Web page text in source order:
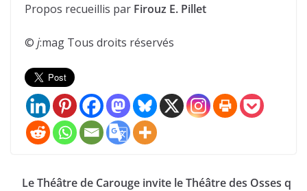
Propos recueillis par Firouz E. Pillet
© j:mag Tous droits réservés
Le Théâtre de Carouge invite le Théâtre des Osses q